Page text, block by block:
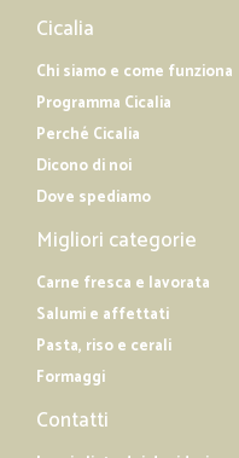
Cicalia
Chi siamo e come funziona
Programma Cicalia
Perché Cicalia
Dicono di noi
Dove spediamo
Migliori categorie
Carne fresca e lavorata
Salumi e affettati
Pasta, riso e cerali
Formaggi
Contatti